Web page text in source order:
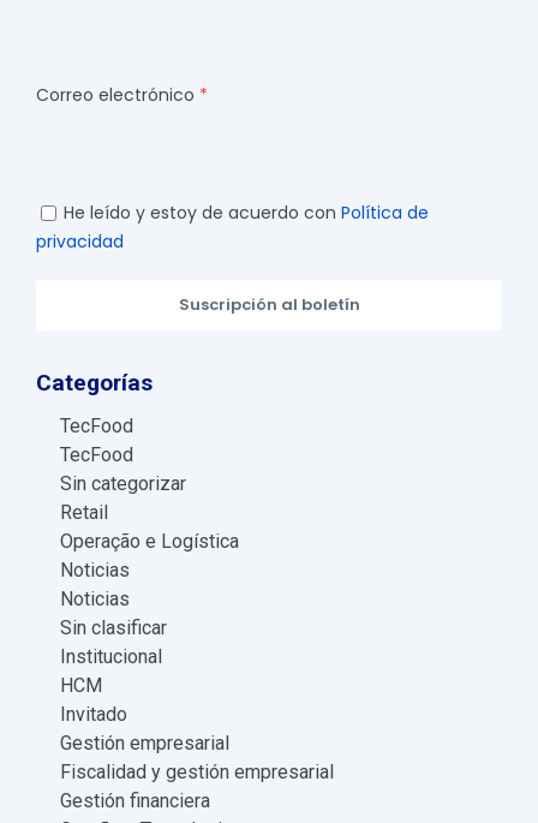
Correo electrónico
He leído y estoy de acuerdo con Política de
privacidad
Suscripción al boletín
Categorías
TecFood
TecFood
Sin categorizar
Retail
Operação e Logística
Noticias
Noticias
Sin clasificar
Institucional
HCM
Invitado
Gestión empresarial
Fiscalidad y gestión empresarial
Gestión financiera